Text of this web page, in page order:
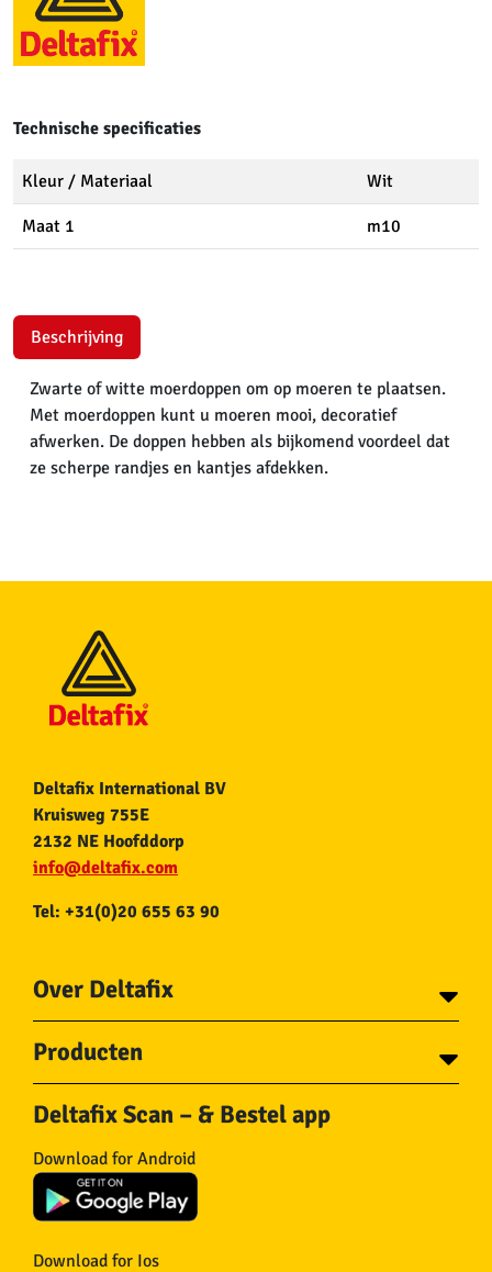
Technische specificaties
Kleur / Materiaal Wit
Maat 1 m10
Beschrijving
Zwarte of witte moerdoppen om op moeren te plaatsen.
Met moerdoppen kunt u moeren mooi, decoratief
afwerken. De doppen hebben als bijkomend voordeel dat
ze scherpe randjes en kantjes afdekken.
Deltafix International BV
Kruisweg 755E
2132 NE Hoofddorp
info@deltafix.com
Tel: +31(0)20 655 63 90
Over Deltafix
Voor gemeentes
Over Deltafix
Producten
Schroeven
Bouten
Draadnagels
Pluggen
Beslag
Haken
Ketting en Toebehoren
Deltafix Scan – & Bestel app
Download for Android
Download for Ios